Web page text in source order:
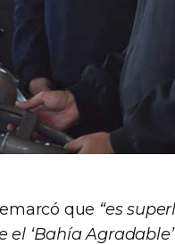
que “es
‘Bahía